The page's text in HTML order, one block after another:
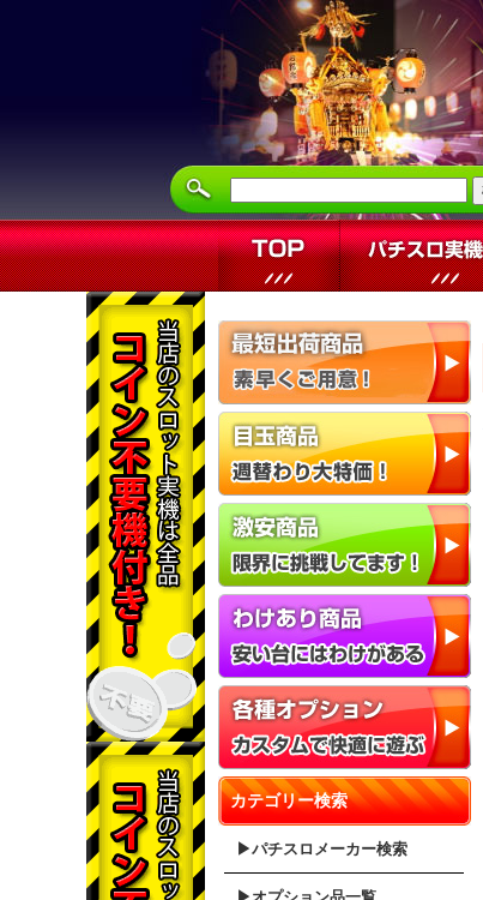
カテゴリー検索
▶パチスロメーカー検索